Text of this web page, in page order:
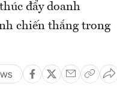
đẩy doanh
chiến thắng trong